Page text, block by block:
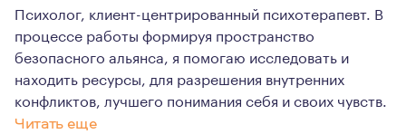
Психолог, клиент-центрированный психотерапевт. В
процессе работы формируя пространство
безопасного альянса, я помогаю исследовать и
находить ресурсы, для разрешения внутренних
конфликтов, лучшего понимания себя и своих чувств.
Читать еще